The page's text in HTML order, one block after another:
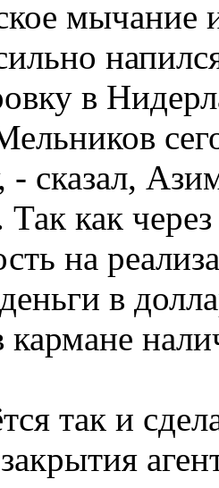
в
сказал,
Так как
на
в
кармане
так и